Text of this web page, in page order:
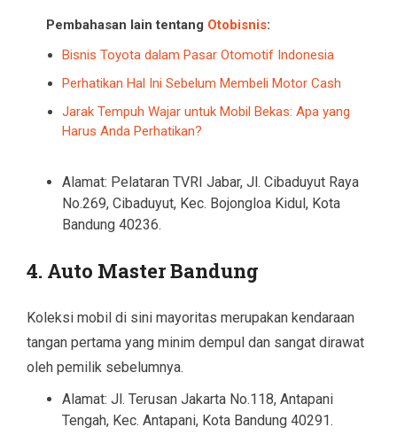
Pembahasan lain tentang Otobisnis:
Bisnis Toyota dalam Pasar Otomotif Indonesia
Perhatikan Hal Ini Sebelum Membeli Motor Cash
Jarak Tempuh Wajar untuk Mobil Bekas: Apa yang
Harus Anda Perhatikan?
Alamat: Pelataran TVRI Jabar, Jl. Cibaduyut Raya
No.269, Cibaduyut, Kec. Bojongloa Kidul, Kota
Bandung 40236.
4. Auto Master Bandung
Koleksi mobil di sini mayoritas merupakan kendaraan
tangan pertama yang minim dempul dan sangat dirawat
oleh pemilik sebelumnya.
Alamat: Jl. Terusan Jakarta No.118, Antapani
Tengah, Kec. Antapani, Kota Bandung 40291.